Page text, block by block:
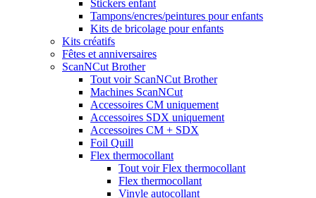
Stickers enfant
Tampons/encres/peintures pour enfants
Kits de bricolage pour enfants
Kits créatifs
Fêtes et anniversaires
ScanNCut Brother
Tout voir ScanNCut Brother
Machines ScanNCut
Accessoires CM uniquement
Accessoires SDX uniquement
Accessoires CM + SDX
Foil Quill
Flex thermocollant
Tout voir Flex thermocollant
Flex thermocollant
Vinyle autocollant